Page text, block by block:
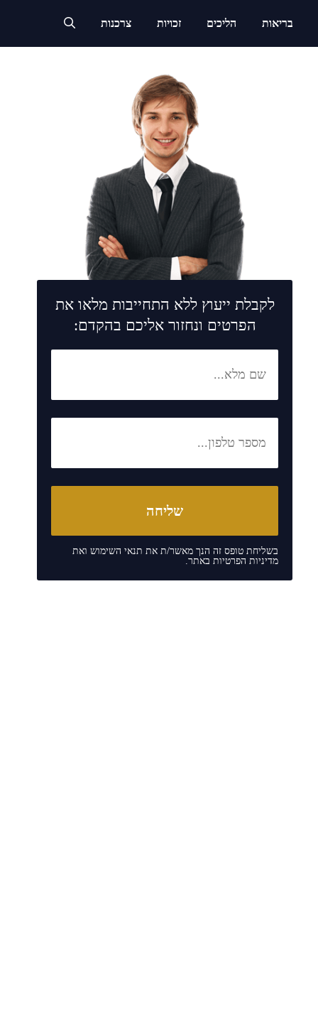
בריאות הליכים זכויות צרכנות
לקבלת ייעוץ ללא התחייבות מלאו את
הפרטים ונחזור אליכם בהקדם:
בשליחת טופס זה הנך מאשר/ת את תנאי השימושואת
מדיניות הפרטיותבאתר.